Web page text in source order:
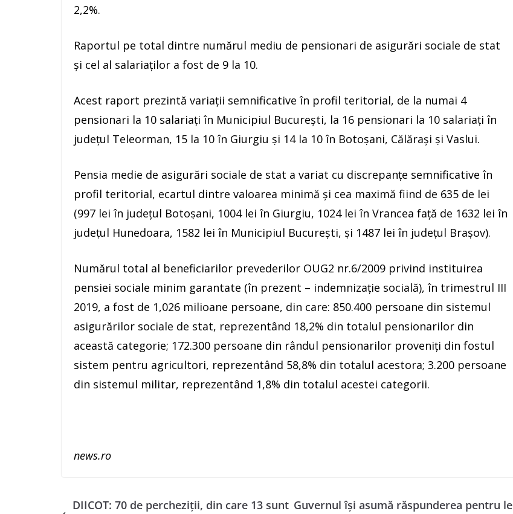
2,2%.
Raportul pe total dintre numărul mediu de pensionari de asigurări sociale de stat
şi cel al salariaţilor a fost de 9 la 10.
Acest raport prezintă variaţii semnificative în profil teritorial, de la numai 4
pensionari la 10 salariaţi în Municipiul Bucureşti, la 16 pensionari la 10 salariaṭi în
judeţul Teleorman, 15 la 10 în Giurgiu ṣi 14 la 10 în Botoṣani, Călăraşi ṣi Vaslui.
Pensia medie de asigurări sociale de stat a variat cu discrepanţe semnificative în
profil teritorial, ecartul dintre valoarea minimă şi cea maximă fiind de 635 de lei
(997 lei în judeţul Botoṣani, 1004 lei în Giurgiu, 1024 lei în Vrancea faţă de 1632 lei în
judeṭul Hunedoara, 1582 lei în Municipiul Bucureşti, ṣi 1487 lei în judeṭul Braṣov).
Numărul total al beneficiarilor prevederilor OUG2 nr.6/2009 privind instituirea
pensiei sociale minim garantate (în prezent – indemnizaţie socială), în trimestrul III
2019, a fost de 1,026 milioane persoane, din care: 850.400 persoane din sistemul
asigurărilor sociale de stat, reprezentând 18,2% din totalul pensionarilor din
această categorie; 172.300 persoane din rândul pensionarilor proveniţi din fostul
sistem pentru agricultori, reprezentând 58,8% din totalul acestora; 3.200 persoane
din sistemul militar, reprezentând 1,8% din totalul acestei categorii.
news.ro
DIICOT: 70 de percheziții, din care 13 sunt Guvernul își asumă răspunderea pentru le